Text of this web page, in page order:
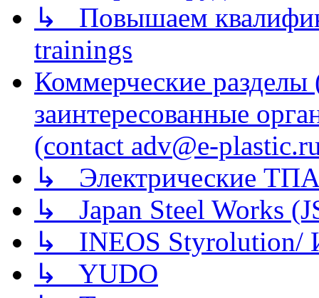
↳ Повышаем
trainings
Коммерческие
заинтересованные
(contact adv@e-
↳ Электрические
↳ Japan Steel Works
↳ INEOS
↳ YUDO